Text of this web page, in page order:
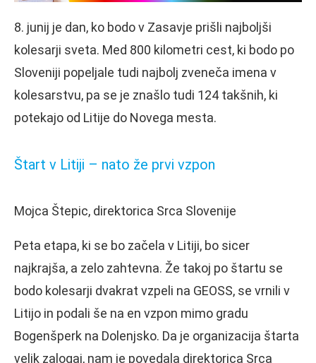
8. junij je dan, ko bodo v Zasavje prišli najboljši
kolesarji sveta. Med 800 kilometri cest, ki bodo po
Sloveniji popeljale tudi najbolj zveneča imena v
kolesarstvu, pa se je znašlo tudi 124 takšnih, ki
potekajo od Litije do Novega mesta.
Štart v Litiji – nato že prvi vzpon
Mojca Štepic, direktorica Srca Slovenije
Peta etapa, ki se bo začela v Litiji, bo sicer
najkrajša, a zelo zahtevna. Že takoj po štartu se
bodo kolesarji dvakrat vzpeli na GEOSS, se vrnili v
Litijo in podali še na en vzpon mimo gradu
Bogenšperk na Dolenjsko. Da je organizacija štarta
velik zalogaj, nam je povedala direktorica Srca